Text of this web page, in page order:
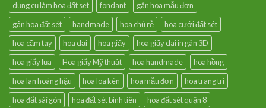
dụng cụ làm hoa đất set
fondant
gân hoa mẫu đơn
gân hoa đất sét
handmade hoa chú rễ
hoa cưới đất sét
hoa cầm tay
hoa dại hoa giấy
hoa giấy dai in gân 3D
hoa giấy lụa
Hoa giấy Mỹ thuật hoa handmade
hoa hồng
hoa lan hoàng hậu
hoa loa kèn hoa mẫu đơn
hoa trang trí
hoa đất sài gòn
hoa đất sét bình tiên hoa đất sét quận 8